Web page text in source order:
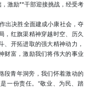
激励**干部迎接挑战，经受考
出决胜全面建成小康社会，夺
，红旗渠精神穿越时空、历久
、开拓进取的强大精神动力，
财富，激励我们将伟大的事业
段青年洞旁，我们怀着激动的
一份责任。“敬业、为民、踏